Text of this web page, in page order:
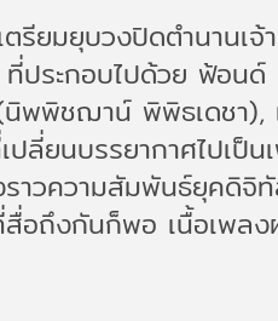
ตรียมยุบวงปิดตำนา
ที่ประกอบไปด้วย ฟ้
พพิชฌาน์ พิพิธเดช
ยนบรรยากาศไปเป็
ราวความสัมพันธ์ยุค
อถึงกันก็พอ เนื้อเพล